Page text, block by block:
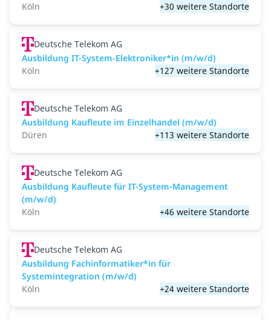
Köln
+30 weitere Standorte
Deutsche Telekom AG
Ausbildung IT-System-Elektroniker*in (m/w/d)
Köln
+127 weitere Standorte
Deutsche Telekom AG
Ausbildung Kaufleute im Einzelhandel (m/w/d)
Düren
+113 weitere Standorte
Deutsche Telekom AG
Ausbildung Kaufleute für IT-System-Management
(m/w/d)
Köln
+46 weitere Standorte
Deutsche Telekom AG
Ausbildung Fachinformatiker*in für
Systemintegration (m/w/d)
Köln
+24 weitere Standorte